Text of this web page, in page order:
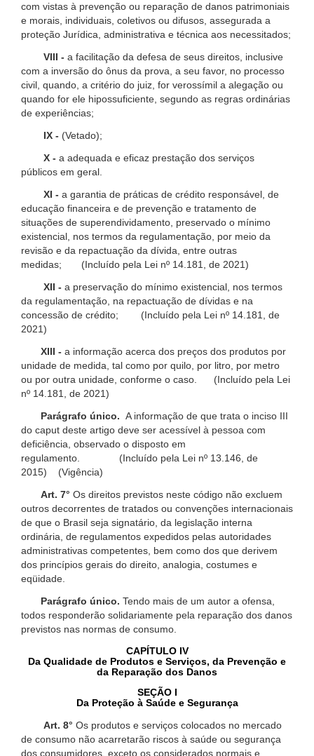
com vistas à prevenção ou reparação de danos patrimoniais
e morais, individuais, coletivos ou difusos, assegurada a
proteção Jurídica, administrativa e técnica aos necessitados;
VIII - a facilitação da defesa de seus direitos, inclusive
com a inversão do ônus da prova, a seu favor, no processo
civil, quando, a critério do juiz, for verossímil a alegação ou
quando for ele hipossuficiente, segundo as regras ordinárias
de experiências;
IX - (Vetado);
X - a adequada e eficaz prestação dos serviços
públicos em geral.
XI - a garantia de práticas de crédito responsável, de
educação financeira e de prevenção e tratamento de
situações de superendividamento, preservado o mínimo
existencial, nos termos da regulamentação, por meio da
revisão e da repactuação da dívida, entre outras
medidas; (Incluído pela Lei nº 14.181, de 2021)
XII - a preservação do mínimo existencial, nos termos
da regulamentação, na repactuação de dívidas e na
concessão de crédito; (Incluído pela Lei nº 14.181, de
2021)
XIII - a informação acerca dos preços dos produtos por
unidade de medida, tal como por quilo, por litro, por metro
ou por outra unidade, conforme o caso. (Incluído pela Lei
nº 14.181, de 2021)
Parágrafo único. A informação de que trata o inciso III
do caput deste artigo deve ser acessível à pessoa com
deficiência, observado o disposto em
regulamento. (Incluído pela Lei nº 13.146, de
2015) (Vigência)
Art. 7° Os direitos previstos neste código não excluem
outros decorrentes de tratados ou convenções internacionais
de que o Brasil seja signatário, da legislação interna
ordinária, de regulamentos expedidos pelas autoridades
administrativas competentes, bem como dos que derivem
dos princípios gerais do direito, analogia, costumes e
eqüidade.
Parágrafo único. Tendo mais de um autor a ofensa,
todos responderão solidariamente pela reparação dos danos
previstos nas normas de consumo.
CAPÍTULO IV
Da Qualidade de Produtos e Serviços, da Prevenção e
da Reparação dos Danos
SEÇÃO I
Da Proteção à Saúde e Segurança
Art. 8° Os produtos e serviços colocados no mercado
de consumo não acarretarão riscos à saúde ou segurança
dos consumidores, exceto os considerados normais e